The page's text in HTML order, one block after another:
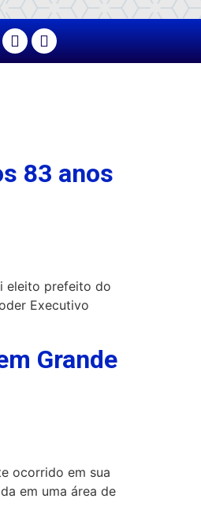
83 anos
eleito prefeito do
Executivo
Grande
ocorrido em sua
em uma área de